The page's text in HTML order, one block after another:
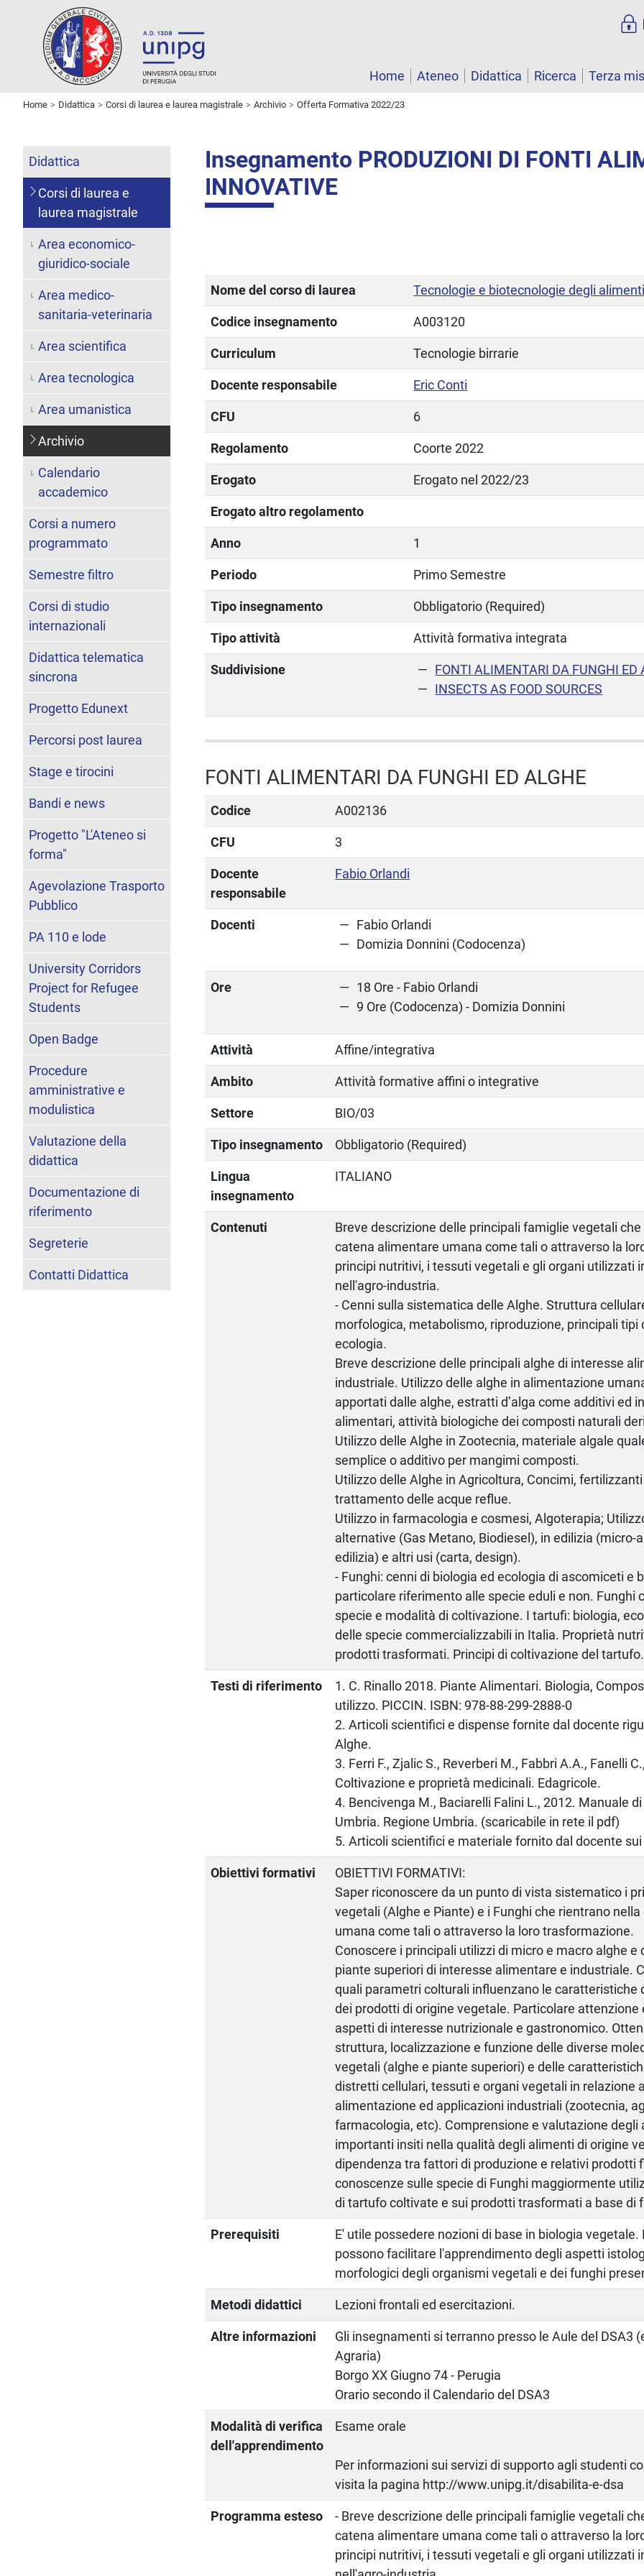
Home
Ateneo Didattica Ricerca Terza
Home Didattica Corsi di laurea e laurea magistrale Archivio Offerta Formativa 2022/23
Insegnamento PRODUZIONI DI FONTI
INNOVATIVE
Nome del corso di laurea
Tecnologie e biotecnologie degli alimenti
Codice insegnamento A003120
Curriculum Tecnologie birrarie
Docente responsabile Eric Conti
CFU 6
Regolamento Coorte 2022
Erogato Erogato nel 2022/23
Erogato altro regolamento
Anno 1
Periodo Primo Semestre
Tipo insegnamento Obbligatorio (Required)
Tipo attività Attività formativa integrata
Suddivisione
FONTI ALIMENTARI DA FUNGHI ED
INSECTS AS FOOD SOURCES
FONTI ALIMENTARI DA FUNGHI ED ALGHE
Codice A002136
CFU 3
Docente
responsabile
Fabio Orlandi
Docenti
Fabio Orlandi
Domizia Donnini (Codocenza)
Ore
18 Ore - Fabio Orlandi
9 Ore (Codocenza) - Domizia Donnini
Attività Affine/integrativa
Ambito Attività formative affini o integrative
Settore BIO/03
Tipo insegnamento Obbligatorio (Required)
Lingua
insegnamento
ITALIANO
Contenuti
Breve descrizione delle principali famiglie vegetali
catena alimentare umana come tali o attraverso la
principi nutritivi, i tessuti vegetali e gli organi utilizzati
nell'agro-industria.
- Cenni sulla sistematica delle Alghe. Struttura
morfologica, metabolismo, riproduzione, principali tipi
ecologia.
Breve descrizione delle principali alghe di interesse
industriale. Utilizzo delle alghe in alimentazione
apportati dalle alghe, estratti d’alga come additivi ed
alimentari, attività biologiche dei composti naturali
Utilizzo delle Alghe in Zootecnia, materiale algale
semplice o additivo per mangimi composti.
Utilizzo delle Alghe in Agricoltura, Concimi,
trattamento delle acque reflue.
Utilizzo in farmacologia e cosmesi, Algoterapia;
alternative (Gas Metano, Biodiesel), in edilizia (micro-
edilizia) e altri usi (carta, design).
- Funghi: cenni di biologia ed ecologia di ascomiceti e
particolare riferimento alle specie eduli e non. Funghi
specie e modalità di coltivazione. I tartufi: biologia,
delle specie commercializzabili in Italia. Proprietà
prodotti trasformati. Principi di coltivazione del tartufo.
Testi di riferimento
1. C. Rinallo 2018. Piante Alimentari. Biologia,
utilizzo. PICCIN. ISBN: 978-88-299-2888-0
2. Articoli scientifici e dispense fornite dal docente
Alghe.
3. Ferri F., Zjalic S., Reverberi M., Fabbri A.A., Fanelli
Coltivazione e proprietà medicinali. Edagricole.
4. Bencivenga M., Baciarelli Falini L., 2012. Manuale
Umbria. Regione Umbria. (scaricabile in rete il pdf)
5. Articoli scientifici e materiale fornito dal docente
Obiettivi formativi
OBIETTIVI FORMATIVI:
Saper riconoscere da un punto di vista sistematico i
vegetali (Alghe e Piante) e i Funghi che rientrano
umana come tali o attraverso la loro trasformazione.
Conoscere i principali utilizzi di micro e macro alghe e
piante superiori di interesse alimentare e industriale.
quali parametri colturali influenzano le caratteristiche
dei prodotti di origine vegetale. Particolare attenzione
aspetti di interesse nutrizionale e gastronomico.
struttura, localizzazione e funzione delle diverse
vegetali (alghe e piante superiori) e delle
distretti cellulari, tessuti e organi vegetali in relazione
alimentazione ed applicazioni industriali (zootecnia,
farmacologia, etc). Comprensione e valutazione degli
importanti insiti nella qualità degli alimenti di origine
dipendenza tra fattori di produzione e relativi prodotti
conoscenze sulle specie di Funghi maggiormente
di tartufo coltivate e sui prodotti trasformati a base di
Prerequisiti
E' utile possedere nozioni di base in biologia vegetale.
possono facilitare l'apprendimento degli aspetti
morfologici degli organismi vegetali e dei funghi
Metodi didattici Lezioni frontali ed esercitazioni.
Altre informazioni
Gli insegnamenti si terranno presso le Aule del DSA3
Agraria)
Borgo XX Giugno 74 - Perugia
Orario secondo il Calendario del DSA3
Modalità di verifica
dell'apprendimento
Esame orale
Per informazioni sui servizi di supporto agli studenti
visita la pagina http://www.unipg.it/disabilita-e-dsa
Programma esteso
- Breve descrizione delle principali famiglie vegetali
catena alimentare umana come tali o attraverso la
principi nutritivi, i tessuti vegetali e gli organi utilizzati
Didattica
Corsi di laurea e
laurea magistrale
Area economico-
giuridico-sociale
Area medico-
sanitaria-veterinaria
Area scientifica
Area tecnologica
Area umanistica
Archivio
Calendario
accademico
Corsi a numero
programmato
Semestre filtro
Corsi di studio
internazionali
Didattica telematica
sincrona
Progetto Edunext
Percorsi post laurea
Stage e tirocini
Bandi e news
Progetto "L'Ateneo si
forma"
Agevolazione Trasporto
Pubblico
PA 110 e lode
University Corridors
Project for Refugee
Students
Open Badge
Procedure
amministrative e
modulistica
Valutazione della
didattica
Documentazione di
riferimento
Segreterie
Contatti Didattica